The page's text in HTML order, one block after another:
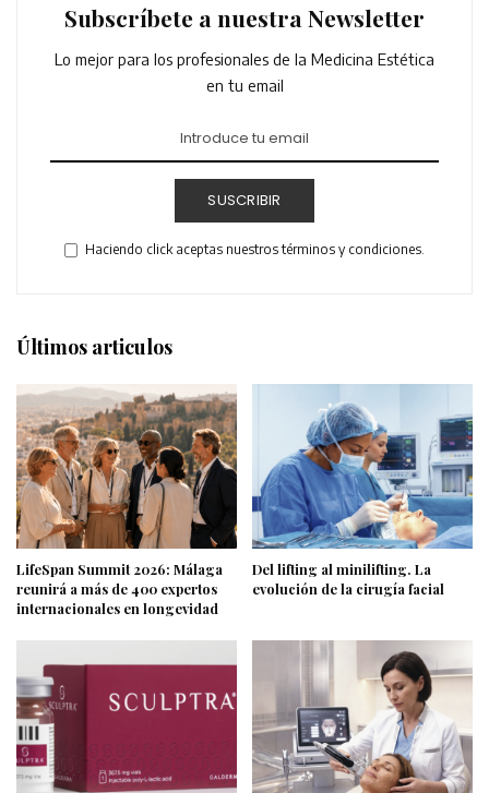
Subscríbete a nuestra Newsletter
Lo mejor para los profesionales de la Medicina Estética
en tu email
SUSCRIBIR
Haciendo click aceptas nuestros términos y condiciones.
Últimos articulos
LifeSpan Summit 2026: Málaga
reunirá a más de 400 expertos
internacionales en longevidad
Del lifting al minilifting. La
evolución de la cirugía facial